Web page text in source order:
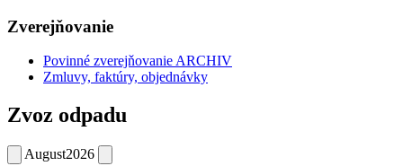
Zverejňovanie
Povinné zverejňovanie ARCHIV
Zmluvy, faktúry, objednávky
Zvoz odpadu
August2026